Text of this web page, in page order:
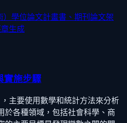
學位論文計畫書、期刊論文架
生成
實施步驟
主要使用數學和統計方法來分析
於各種領域，包括社會科學、商